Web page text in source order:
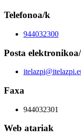
Telefonoa/k
944032300
Posta
Faxa
944032301
Web atariak